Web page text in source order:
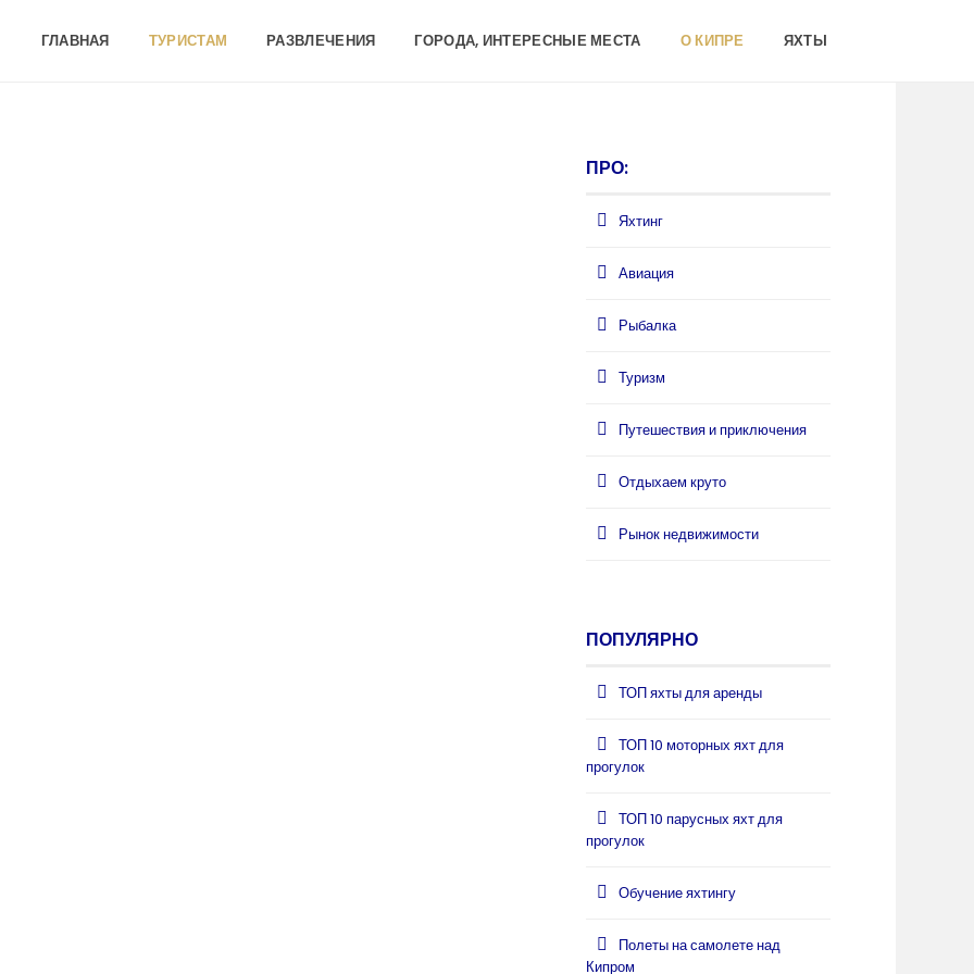
ГЛАВНАЯ ТУРИСТАМ РАЗВЛЕЧЕНИЯ ГОРОДА, ИНТЕРЕСНЫЕ МЕСТА О КИПРЕ ЯХТЫ
ПРО:
Яхтинг
Авиация
Рыбалка
Туризм
Путешествия и приключения
Отдыхаем круто
Рынок недвижимости
ПОПУЛЯРНО
ТОП яхты для аренды
ТОП 10 моторных яхт для
прогулок
ТОП 10 парусных яхт для
прогулок
Обучение яхтингу
Полеты на самолете над
Кипром